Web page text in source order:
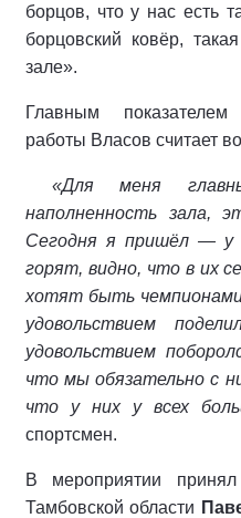
борцов, что у нас есть
борцовский ковёр,
зале».
Главным
работы Власов считает
«Для меня
наполненность зала,
Сегодня я пришёл — у
горят, видно, что в их
хотят быть
удовольствием
удовольствием
что мы обязательно с
что у них у всех
спортсмен.
В мероприятии
Тамбовской области